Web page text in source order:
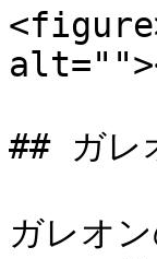
## ガレ
ガレオ